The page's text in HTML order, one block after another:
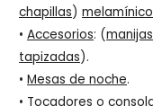
chapillas)
•Accesorios: (manijas
tapizadas).
•Mesas de noche.
• Tocadores o